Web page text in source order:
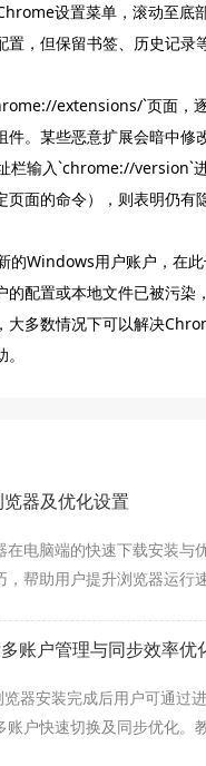
设置菜单，滚动至底
置，但保留书签、历史记
extensions/`页面，
。某些恶意扩展会暗中修
栏输入`chrome://version`
页面的命令），则表明仍
的Windows用户账户，在
配置或本地文件已被污染
大多数情况下可以解决
器及优化设置
在电脑端的快速下载安装与
，帮助用户提升浏览器运行
账户管理与同步效率优
器安装完成后用户可通过
账户快速切换及同步优化。